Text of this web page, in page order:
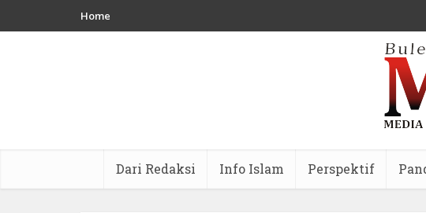
Home
Dari Redaksi Info Islam Perspektif